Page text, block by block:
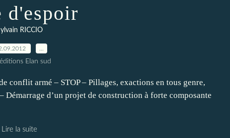
d'espoir
RICCIO
Elan sud
conflit armé – STOP – Pillages, exactions en tous genre,
Démarrage d’un projet de construction à forte composante
Lire la suite